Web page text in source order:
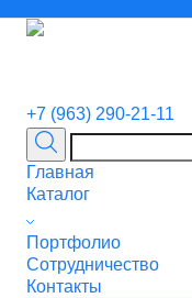
+7 (963) 290-21-11
Главная
Каталог
Портфолио
Сотрудничество
Контакты